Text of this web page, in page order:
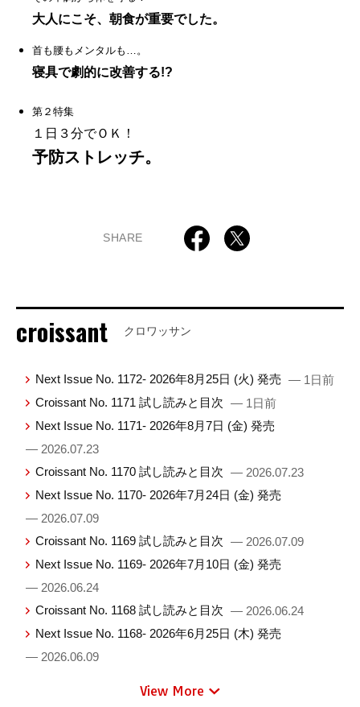
大人にこそ、朝食が重要でした。
首も腰もメンタルも…。
寝具で劇的に改善する!?
第２特集
１日３分でＯＫ！
予防ストレッチ。
SHARE
croissant クロワッサン
Next Issue No. 1172- 2026年8月25日 (火) 発売 — 1日前
Croissant No. 1171 試し読みと目次 — 1日前
Next Issue No. 1171- 2026年8月7日 (金) 発売
— 2026.07.23
Croissant No. 1170 試し読みと目次 — 2026.07.23
Next Issue No. 1170- 2026年7月24日 (金) 発売
— 2026.07.09
Croissant No. 1169 試し読みと目次 — 2026.07.09
Next Issue No. 1169- 2026年7月10日 (金) 発売
— 2026.06.24
Croissant No. 1168 試し読みと目次 — 2026.06.24
Next Issue No. 1168- 2026年6月25日 (木) 発売
— 2026.06.09
View More